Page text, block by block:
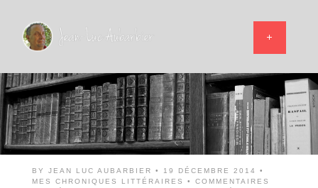
BY JEAN LUC AUBARBIER
• 19 DÉCEMBRE 2014 •
MES CHRONIQUES LITTÉRAIRES
• COMMENTAIRES